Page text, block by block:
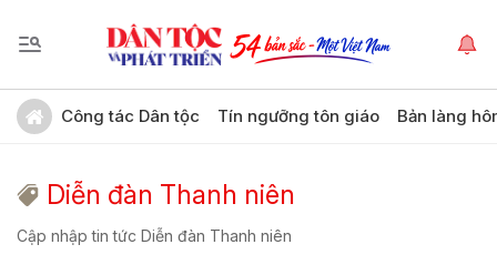
Công tác Dân tộc Tín ngưỡng tôn giáo Bản làng
Diễn đàn Thanh niên
Cập nhập tin tức Diễn đàn Thanh niên